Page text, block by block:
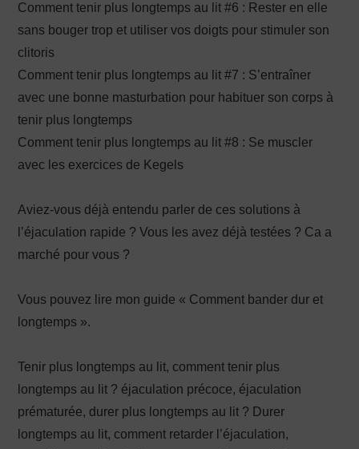
Comment tenir plus longtemps au lit #6 : Rester en elle
sans bouger trop et utiliser vos doigts pour stimuler son
clitoris
Comment tenir plus longtemps au lit #7 : S’entraîner
avec une bonne masturbation pour habituer son corps à
tenir plus longtemps
Comment tenir plus longtemps au lit #8 : Se muscler
avec les exercices de Kegels
Aviez-vous déjà entendu parler de ces solutions à
l’éjaculation rapide ? Vous les avez déjà testées ? Ca a
marché pour vous ?
Vous pouvez lire mon guide « Comment bander dur et
longtemps ».
Tenir plus longtemps au lit, comment tenir plus
longtemps au lit ? éjaculation précoce, éjaculation
prématurée, durer plus longtemps au lit ? Durer
longtemps au lit, comment retarder l’éjaculation,